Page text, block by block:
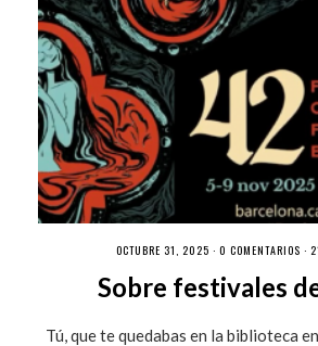
OCTUBRE 31, 2025 · 0 COMENTARIOS ·
Sobre festivales
Tú, que te quedabas en la biblioteca